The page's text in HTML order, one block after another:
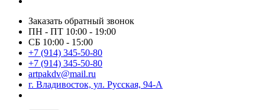
Заказать обратный звонок
ПН - ПТ 10:00 - 19:00
СБ 10:00 - 15:00
+7 (914) 345-50-80
+7 (914) 345-50-80
artpakdv@mail.ru
г. Владивосток, ул. Русская, 94-А